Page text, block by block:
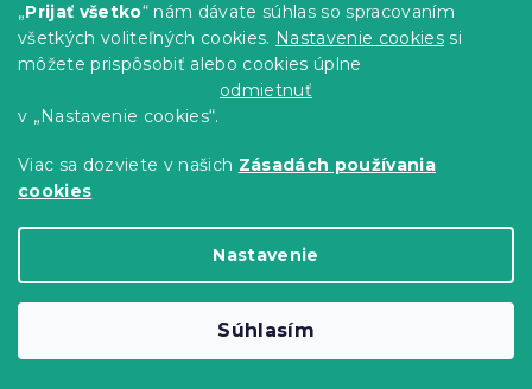
„Prijať všetko“ nám dávate súhlas so spracovaním
všetkých voliteľných cookies. Nastavenie cookies si
môžete prispôsobiť alebo cookies úplne
odmietnuť
v „Nastavenie cookies“.
Viac sa dozviete v našich Zásadách používania
cookies
Nastavenie
Súhlasím
Detské pončo INDIGO modré
6.70 €
-10 % s kódom:
PONCO10
-10 % s kódom: